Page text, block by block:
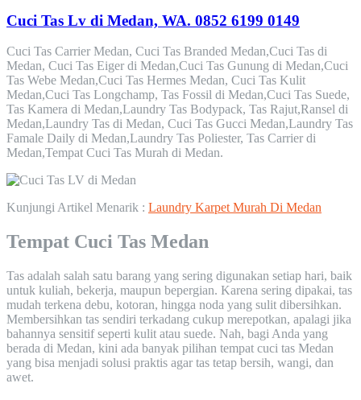
Cuci Tas Lv di Medan, WA. 0852 6199 0149
Cuci Tas Carrier Medan, Cuci Tas Branded Medan,Cuci Tas di
Medan, Cuci Tas Eiger di Medan,Cuci Tas Gunung di Medan,Cuci
Tas Webe Medan,Cuci Tas Hermes Medan, Cuci Tas Kulit
Medan,Cuci Tas Longchamp, Tas Fossil di Medan,Cuci Tas Suede,
Tas Kamera di Medan,Laundry Tas Bodypack, Tas Rajut,Ransel di
Medan,Laundry Tas di Medan, Cuci Tas Gucci Medan,Laundry Tas
Famale Daily di Medan,Laundry Tas Poliester, Tas Carrier di
Medan,Tempat Cuci Tas Murah di Medan.
Kunjungi Artikel Menarik : Laundry Karpet Murah Di Medan
Tempat Cuci Tas Medan
Tas adalah salah satu barang yang sering digunakan setiap hari, baik
untuk kuliah, bekerja, maupun bepergian. Karena sering dipakai, tas
mudah terkena debu, kotoran, hingga noda yang sulit dibersihkan.
Membersihkan tas sendiri terkadang cukup merepotkan, apalagi jika
bahannya sensitif seperti kulit atau suede. Nah, bagi Anda yang
berada di Medan, kini ada banyak pilihan tempat cuci tas Medan
yang bisa menjadi solusi praktis agar tas tetap bersih, wangi, dan
awet.